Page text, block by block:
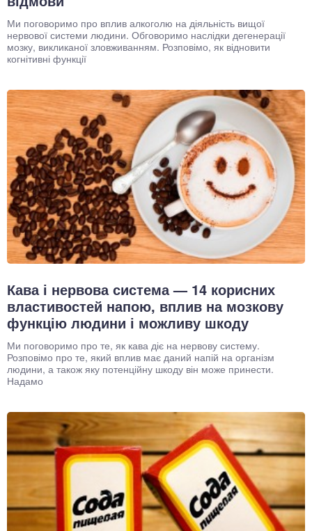
Ми поговоримо про вплив алкоголю на діяльність вищої
нервової системи людини. Обговоримо наслідки дегенерації
мозку, викликаної зловживанням. Розповімо, як відновити
когнітивні функції
Кава і нервова система — 14 корисних
властивостей напою, вплив на мозкову
функцію людини і можливу шкоду
Ми поговоримо про те, як кава діє на нервову систему.
Розповімо про те, який вплив має даний напій на організм
людини, а також яку потенційну шкоду він може принести.
Надамо